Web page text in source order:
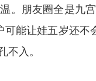
。朋友圈全是九
能让娃五岁还不
不入。